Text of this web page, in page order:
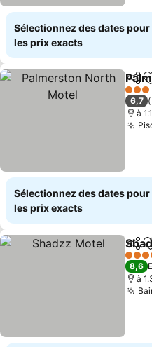
Sélectionnez des dates
les prix exacts
3
6,7
à
Sélectionnez des dates
les prix exacts
4
8,6
à